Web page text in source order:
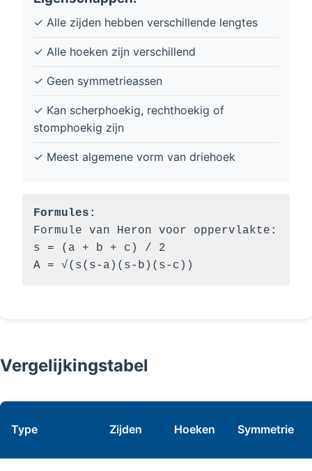
✓ Alle zijden hebben verschillende lengtes
✓ Alle hoeken zijn verschillend
✓ Geen symmetrieassen
✓ Kan scherphoekig, rechthoekig of
stomphoekig zijn
✓ Meest algemene vorm van driehoek
Formules:
Formule van Heron voor oppervlakte:
s = (a + b + c) / 2
A = √(s(s-a)(s-b)(s-c))
Vergelijkingstabel
Type Zijden Hoeken Symmetrie